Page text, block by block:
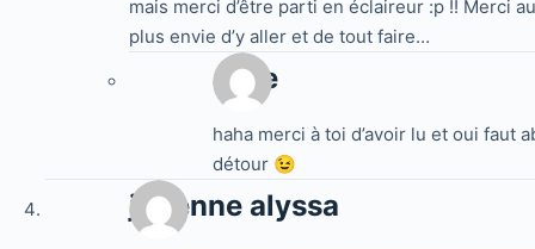
mais merci d’être parti en éclaireur :p !! Merci
plus envie d’y aller et de tout faire…
Jake
haha merci à toi d’avoir lu et oui faut
détour 😉
jouenne alyssa